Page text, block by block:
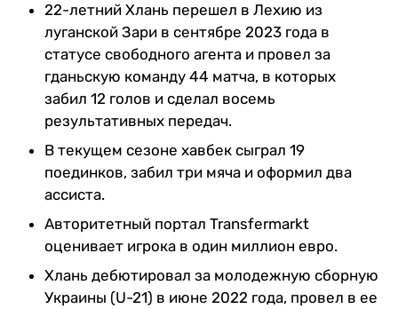
22-летний Хлань перешел в Лехию из
луганской Зари в сентябре 2023 года в
статусе свободного агента и провел за
гданьскую команду 44 матча, в которых
забил 12 голов и сделал восемь
результативных передач.
В текущем сезоне хавбек сыграл 19
поединков, забил три мяча и оформил два
ассиста.
Авторитетный портал Transfermarkt
оценивает игрока в один миллион евро.
Хлань дебютировал за молодежную сборную
Украины (U-21) в июне 2022 года, провел в ее